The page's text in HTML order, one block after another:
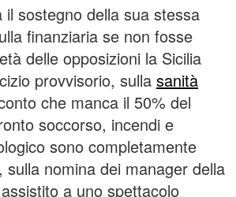
il sostegno della sua stessa
finanziaria se non fosse
delle opposizioni la Sicilia
provvisorio, sulla sanità
che manca il 50% del
soccorso, incendi e
sono completamente
sulla nomina dei manager della
a uno spettacolo